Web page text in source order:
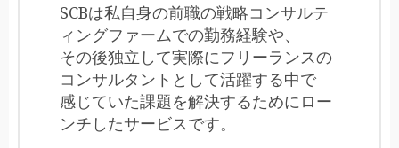
SCBは私自身の前職の戦略コンサルテ
ィングファームでの勤務経験や、
その後独立して実際にフリーランスの
コンサルタントとして活躍する中で
感じていた課題を解決するためにロー
ンチしたサービスです。